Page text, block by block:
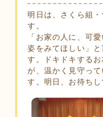
明日は、さくら組
す。
「お家の人に、可
姿をみてほしい」
す。ドキドキする
が、温かく見守っ
す。明日、お待ちし